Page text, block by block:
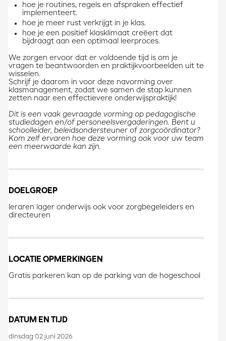
hoe je routines, regels en afspraken effectief
implementeert.
hoe je meer rust verkrijgt in je klas.
hoe je een positief klasklimaat creëert dat
bijdraagt aan een optimaal leerproces.
We zorgen ervoor dat er voldoende tijd is om je
vragen te beantwoorden en praktijkvoorbeelden uit te
wisselen.
Schrijf je daarom in voor deze navorming over
klasmanagement, zodat we samen de stap kunnen
zetten naar een effectievere onderwijspraktijk!
Dit is een vaak gevraagde vorming op pedagogische
studiedagen en/of personeelsvergaderingen. Bent u
schoolleider, beleidsondersteuner of zorgcoördinator?
Kom zelf ervaren hoe deze vorming ook voor uw team
een meerwaarde kan zijn.
DOELGROEP
leraren lager onderwijs ook voor zorgbegeleiders en
directeuren
LOCATIE OPMERKINGEN
Gratis parkeren kan op de parking van de hogeschool
DATUM EN TIJD
dinsdag 02 juni 2026